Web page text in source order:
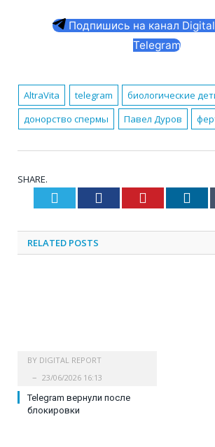
Подпишись на канал
Telegram
AltraVita telegram биологические
донорство спермы
Павел Дуров
SHARE.
Twitter Facebook Pinterest
RELATED POSTS
BY DIGITAL REPORT
23/06/2026 16:13
Telegram вернули после
блокировки